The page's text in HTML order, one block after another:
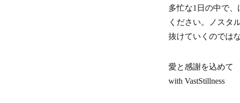
多忙な1日の中で
ください。ノスタ
抜けていくのでは
愛と感謝を込めて
with VastStillness